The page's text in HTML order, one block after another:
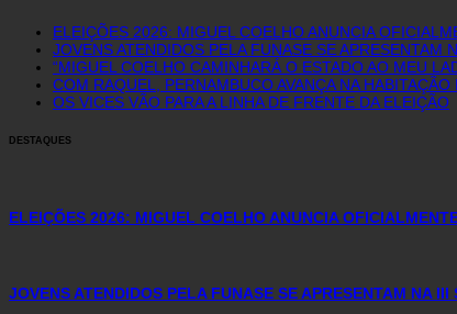
ELEIÇÕES 2026: MIGUEL COELHO ANUNCIA
JOVENS ATENDIDOS PELA FUNASE SE APRESENTAM
“MIGUEL COELHO CAMINHARÁ O ESTADO AO MEU
COM RAQUEL, PERNAMBUCO AVANÇA NA
OS VICES VÃO PARA A LINHA DE FRENTE DA ELEIÇÃO
DESTAQUES
ELEIÇÕES 2026: MIGUEL COELHO ANUNCIA
JOVENS ATENDIDOS PELA FUNASE SE APRESENTAM NA